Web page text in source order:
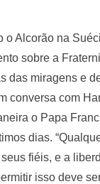
Alcorão na
sobre a
das miragens e
conversa com
o Papa
dias.
fiéis, e a
isso deve